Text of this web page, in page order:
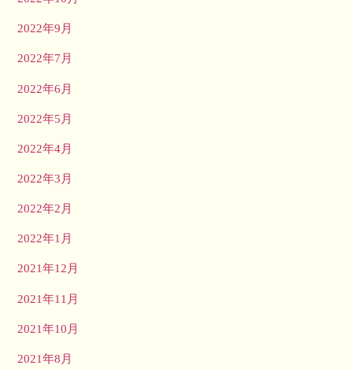
2022年9月
2022年7月
2022年6月
2022年5月
2022年4月
2022年3月
2022年2月
2022年1月
2021年12月
2021年11月
2021年10月
2021年8月